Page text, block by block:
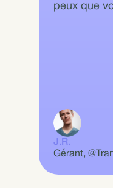
E.D.
Directeur
peux que
J.R.
Gérant,